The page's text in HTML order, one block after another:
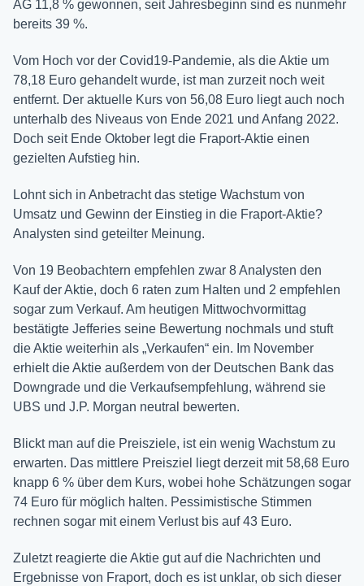
AG 11,8 % gewonnen, seit Jahresbeginn sind es nunmehr
bereits 39 %.
Vom Hoch vor der Covid19-Pandemie, als die Aktie um
78,18 Euro gehandelt wurde, ist man zurzeit noch weit
entfernt. Der aktuelle Kurs von 56,08 Euro liegt auch noch
unterhalb des Niveaus von Ende 2021 und Anfang 2022.
Doch seit Ende Oktober legt die Fraport-Aktie einen
gezielten Aufstieg hin.
Lohnt sich in Anbetracht das stetige Wachstum von
Umsatz und Gewinn der Einstieg in die Fraport-Aktie?
Analysten sind geteilter Meinung.
Von 19 Beobachtern empfehlen zwar 8 Analysten den
Kauf der Aktie, doch 6 raten zum Halten und 2 empfehlen
sogar zum Verkauf. Am heutigen Mittwochvormittag
bestätigte Jefferies seine Bewertung nochmals und stuft
die Aktie weiterhin als „Verkaufen“ ein. Im November
erhielt die Aktie außerdem von der Deutschen Bank das
Downgrade und die Verkaufsempfehlung, während sie
UBS und J.P. Morgan neutral bewerten.
Blickt man auf die Preisziele, ist ein wenig Wachstum zu
erwarten. Das mittlere Preisziel liegt derzeit mit 58,68 Euro
knapp 6 % über dem Kurs, wobei hohe Schätzungen sogar
74 Euro für möglich halten. Pessimistische Stimmen
rechnen sogar mit einem Verlust bis auf 43 Euro.
Zuletzt reagierte die Aktie gut auf die Nachrichten und
Ergebnisse von Fraport, doch es ist unklar, ob sich dieser